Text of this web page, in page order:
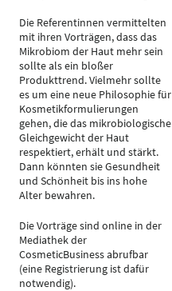
Die Referentinnen vermittelten
mit ihren Vorträgen, dass das
Mikrobiom der Haut mehr sein
sollte als ein bloßer
Produkttrend. Vielmehr sollte
es um eine neue Philosophie für
Kosmetikformulierungen
gehen, die das mikrobiologische
Gleichgewicht der Haut
respektiert, erhält und stärkt.
Dann könnten sie Gesundheit
und Schönheit bis ins hohe
Alter bewahren.
Die Vorträge sind online in der
Mediathek der
CosmeticBusiness abrufbar
(eine Registrierung ist dafür
notwendig).